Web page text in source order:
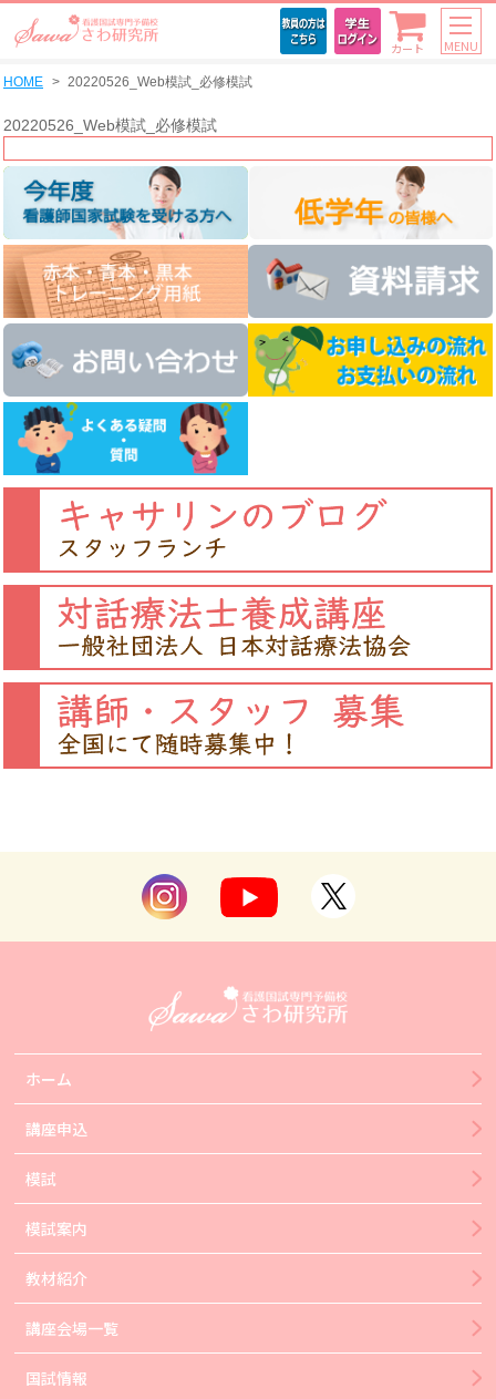
カート MENU
HOME 20220526_Web模試_必修模試
20220526_Web模試_必修模試
ホーム
講座申込
模試
模試案内
教材紹介
講座会場一覧
国試情報